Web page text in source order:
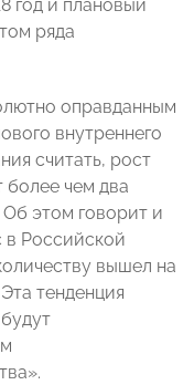
год и плановый
ряда
оправданным
внутреннего
считать, рост
более чем два
этом говорит и
в Российской
вышел на
тенденция